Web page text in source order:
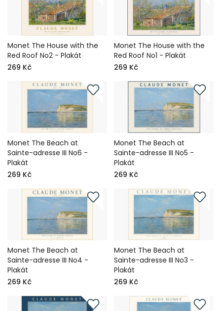
Monet The House with the
Red Roof No2 - Plakát
269 Kč
Monet The House with the
Red Roof No1 - Plakát
269 Kč
Monet The Beach at
Sainte-adresse III No6 -
Plakát
269 Kč
Monet The Beach at
Sainte-adresse III No5 -
Plakát
269 Kč
Monet The Beach at
Sainte-adresse III No4 -
Plakát
269 Kč
Monet The Beach at
Sainte-adresse III No3 -
Plakát
269 Kč